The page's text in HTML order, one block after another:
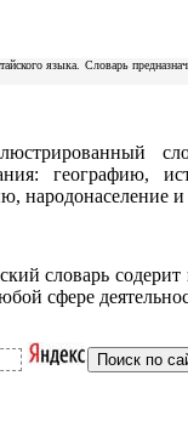
языка. Словарь
географию,
народонаселение и
словарь
сфере